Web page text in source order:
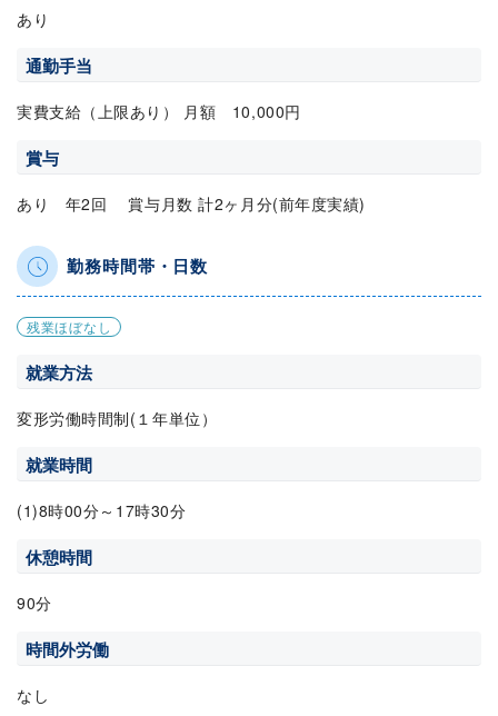
あり
通勤手当
実費支給（上限あり） 月額 10,000円
賞与
あり 年2回 賞与月数 計2ヶ月分(前年度実績)
勤務時間帯・日数
残業ほぼなし
就業方法
変形労働時間制(１年単位）
就業時間
(1)8時00分～17時30分
休憩時間
90分
時間外労働
なし